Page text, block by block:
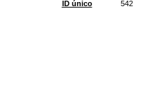
ID único
542